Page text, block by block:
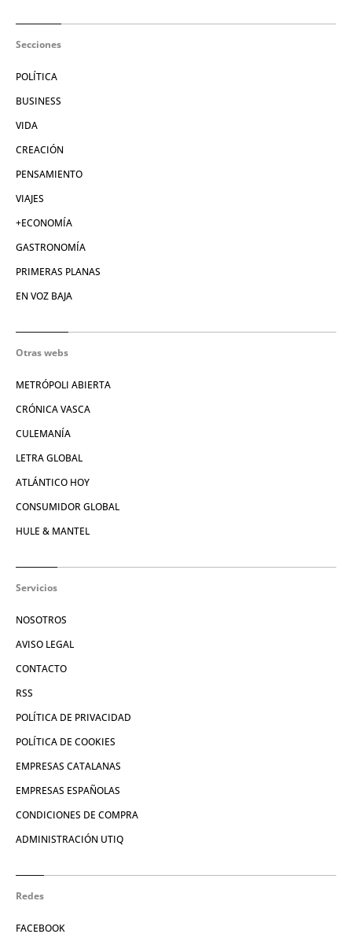
Secciones
POLÍTICA
BUSINESS
VIDA
CREACIÓN
PENSAMIENTO
VIAJES
+ECONOMÍA
GASTRONOMÍA
PRIMERAS PLANAS
EN VOZ BAJA
Otras webs
METRÓPOLI ABIERTA
CRÓNICA VASCA
CULEMANÍA
LETRA GLOBAL
ATLÁNTICO HOY
CONSUMIDOR GLOBAL
HULE & MANTEL
Servicios
NOSOTROS
AVISO LEGAL
CONTACTO
RSS
POLÍTICA DE PRIVACIDAD
POLÍTICA DE COOKIES
EMPRESAS CATALANAS
EMPRESAS ESPAÑOLAS
CONDICIONES DE COMPRA
ADMINISTRACIÓN UTIQ
Redes
FACEBOOK